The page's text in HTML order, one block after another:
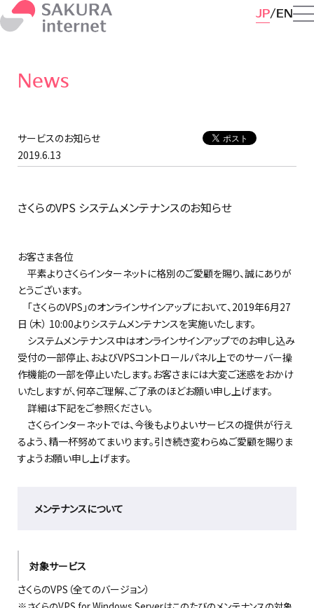
JP EN
News
サービスのお知らせ
2019.6.13
さくらのVPS システムメンテナンスのお知らせ
お客さま各位
平素よりさくらインターネットに格別のご愛顧を賜り、誠にありが
とうございます。
「さくらのVPS」のオンラインサインアップにおいて、2019年6月27
日（木） 10:00よりシステムメンテナンスを実施いたします。
システムメンテナンス中はオンラインサインアップでのお申し込み
受付の一部停止、およびVPSコントロールパネル上でのサーバー操
作機能の一部を停止いたします。お客さまには大変ご迷惑をおかけ
いたしますが、何卒ご理解、ご了承のほどお願い申し上げます。
詳細は下記をご参照ください。
さくらインターネットでは、今後もよりよいサービスの提供が行え
るよう、精一杯努めてまいります。引き続き変わらぬご愛顧を賜りま
すようお願い申し上げます。
メンテナンスについて
対象サービス
さくらのVPS（全てのバージョン）